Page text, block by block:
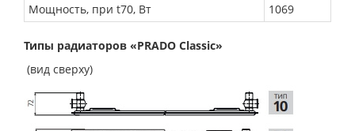
Мощность, при t70, Вт
1069
Типы радиаторов «PRADO Classic»
(вид сверху)